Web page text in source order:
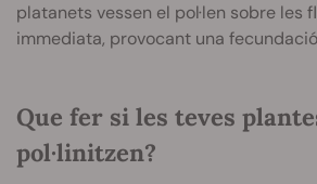
platanets vessen el pol·len sobre les
immediata, provocant una
Que fer si les teves
pol·linitzen?